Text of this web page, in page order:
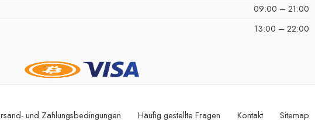
09:00 – 21:00
13:00 – 22:00
und Zahlungsbedingungen Häufig gestellte Fragen Kontakt Sitemap